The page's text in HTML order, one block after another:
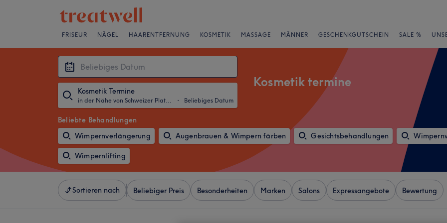
FRISEUR NÄGEL HAARENTFERNUNG KOSMETIK MASSAGE MÄNNER GESCHENKGUTSCHEIN SALE %
Kosmetik Termine
in der Nähe von Schweizer Platz, Frankfurt am Main ・ Beliebiges Datum
Kosmetik termine
Beliebte Behandlungen
Wimpernverlängerung
Augenbrauen & Wimpern färben Gesichtsbehandlungen
Wimpernlifting
Sortieren nach Beliebiger Preis Besonderheiten Marken Salons Expressangebote Bewertung